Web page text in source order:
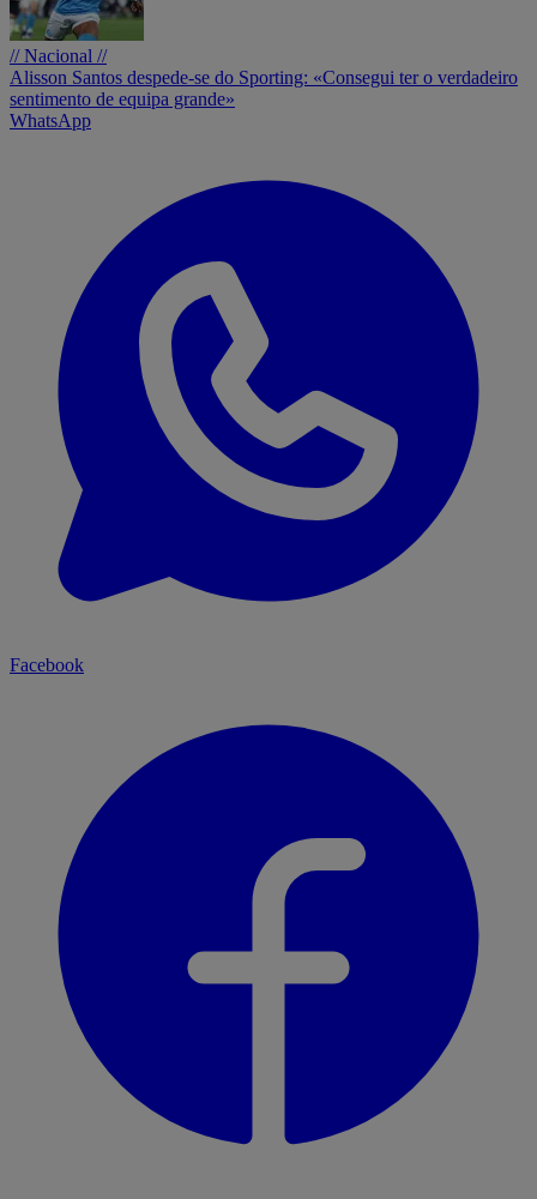
// Nacional //
Alisson Santos despede-se do Sporting: «Consegui ter o verdadeiro
sentimento de equipa grande»
WhatsApp
Facebook